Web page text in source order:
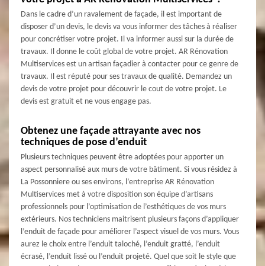
Dans le cadre d’un ravalement de façade, il est important de
disposer d’un devis, le devis va vous informer des tâches à réaliser
pour concrétiser votre projet. Il va informer aussi sur la durée de
travaux. Il donne le coût global de votre projet. AR Rénovation
Multiservices est un artisan façadier à contacter pour ce genre de
travaux. Il est réputé pour ses travaux de qualité. Demandez un
devis de votre projet pour découvrir le cout de votre projet. Le
devis est gratuit et ne vous engage pas.
Obtenez une façade attrayante avec nos
techniques de pose d’enduit
Plusieurs techniques peuvent être adoptées pour apporter un
aspect personnalisé aux murs de votre bâtiment. Si vous résidez à
La Possonniere ou ses environs, l’entreprise AR Rénovation
Multiservices met à votre disposition son équipe d’artisans
professionnels pour l’optimisation de l’esthétiques de vos murs
extérieurs. Nos techniciens maitrisent plusieurs façons d’appliquer
l’enduit de façade pour améliorer l’aspect visuel de vos murs. Vous
aurez le choix entre l’enduit taloché, l’enduit gratté, l’enduit
écrasé, l’enduit lissé ou l’enduit projeté. Quel que soit le style que